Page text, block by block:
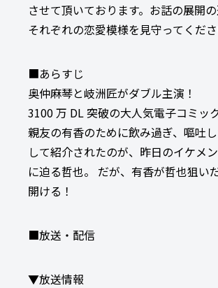
させて頂いております。お話の展開
それぞれの恋愛模様を見守ってくださ
■あらすじ
奥仲麻琴と岐洲匠がダブル主演！
3100 万 DL 突破の大人気電子コミッ
親友の有香のために飲み過ぎ、嘔吐
して紹介されたのが、昨日のイケ
に迫る哲也。 だが、有香が哲也狙
開ける！
■放送・配信
▼放送情報